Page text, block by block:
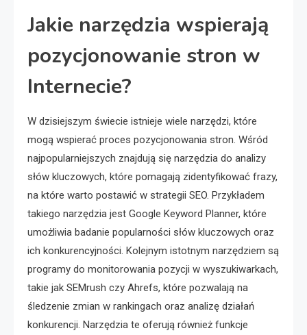
Jakie narzędzia wspierają
pozycjonowanie stron w
Internecie?
W dzisiejszym świecie istnieje wiele narzędzi, które
mogą wspierać proces pozycjonowania stron. Wśród
najpopularniejszych znajdują się narzędzia do analizy
słów kluczowych, które pomagają zidentyfikować frazy,
na które warto postawić w strategii SEO. Przykładem
takiego narzędzia jest Google Keyword Planner, które
umożliwia badanie popularności słów kluczowych oraz
ich konkurencyjności. Kolejnym istotnym narzędziem są
programy do monitorowania pozycji w wyszukiwarkach,
takie jak SEMrush czy Ahrefs, które pozwalają na
śledzenie zmian w rankingach oraz analizę działań
konkurencji. Narzędzia te oferują również funkcje